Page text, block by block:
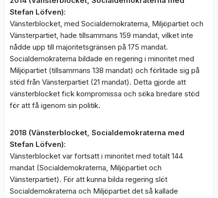
Stefan Löfven):
Vänsterblocket, med Socialdemokraterna, Miljöpartiet och
Vänsterpartiet, hade tillsammans 159 mandat, vilket inte
nådde upp till majoritetsgränsen på 175 mandat.
Socialdemokraterna bildade en regering i minoritet med
Miljöpartiet (tillsammans 138 mandat) och förlitade sig på
stöd från Vänsterpartiet (21 mandat). Detta gjorde att
vänsterblocket fick kompromissa och söka bredare stöd
för att få igenom sin politik.
2018 (Vänsterblocket, Socialdemokraterna med
Stefan Löfven):
Vänsterblocket var fortsatt i minoritet med totalt 144
mandat (Socialdemokraterna, Miljöpartiet och
Vänsterpartiet). För att kunna bilda regering slöt
Socialdemokraterna och Miljöpartiet det så kallade